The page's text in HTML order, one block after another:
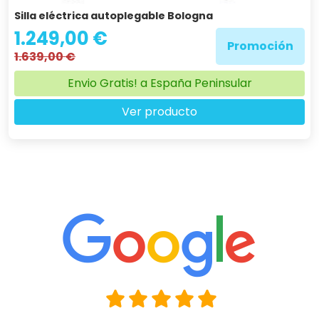
Silla eléctrica autoplegable Bologna
1.249,00 €
1.639,00 €
Promoción
Envio Gratis! a España Peninsular
Ver producto